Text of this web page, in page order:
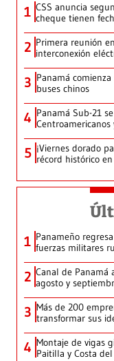
1 CSS anuncia
cheque tienen
2 Primera reunión
interconexión
3 Panamá
buses chinos
4 Panamá Sub-21
Centroamericanos
5 ¡Viernes dorado
récord histórico
1 Panameño
fuerzas militares
2 Canal de Panamá
agosto y
3 Más de 200
transformar sus
4 Montaje de vigas
Paitilla y Costa